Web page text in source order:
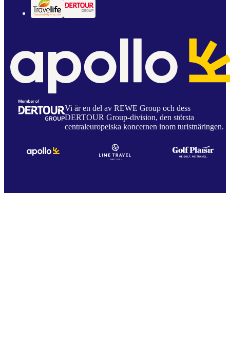
Vi är en del av REWE Group och dess
DERTOUR Group-division, den största
centraleuropeiska koncernen inom turistnäringen.